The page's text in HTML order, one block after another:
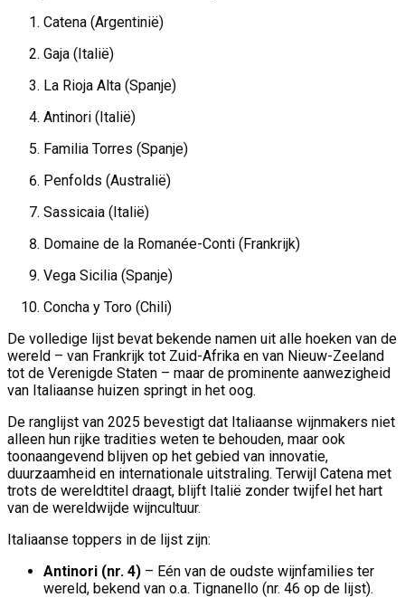
Catena (Argentinië)
Gaja (Italië)
La Rioja Alta (Spanje)
Antinori (Italië)
Familia Torres (Spanje)
Penfolds (Australië)
Sassicaia (Italië)
Domaine de la Romanée-Conti (Frankrijk)
Vega Sicilia (Spanje)
Concha y Toro (Chili)
De volledige lijst bevat bekende namen uit alle hoeken van de
wereld – van Frankrijk tot Zuid-Afrika en van Nieuw-Zeeland
tot de Verenigde Staten – maar de prominente aanwezigheid
van Italiaanse huizen springt in het oog.
De ranglijst van 2025 bevestigt dat Italiaanse wijnmakers niet
alleen hun rijke tradities weten te behouden, maar ook
toonaangevend blijven op het gebied van innovatie,
duurzaamheid en internationale uitstraling. Terwijl Catena met
trots de wereldtitel draagt, blijft Italië zonder twijfel het hart
van de wereldwijde wijncultuur.
Italiaanse toppers in de lijst zijn:
Antinori (nr. 4) – Eén van de oudste wijnfamilies ter
wereld, bekend van o.a. Tignanello (nr. 46 op de lijst).